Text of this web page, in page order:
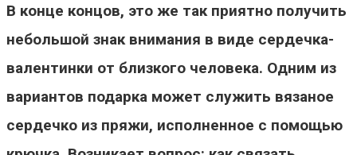
В конце концов, это же так приятно получить
небольшой знак внимания в виде сердечка-
валентинки от близкого человека. Одним из
вариантов подарка может служить вязаное
сердечко из пряжи, исполненное с помощью